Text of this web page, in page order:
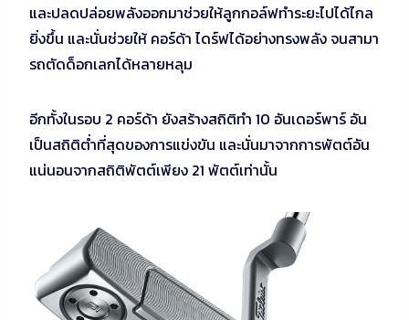
และปลดปล่อยพลังออกมาช่วยให้ลูกกอล์ฟทำระยะไปได้ไกล
ยิ่งขึ้น และนั่นช่วยให้ คอร์ด้า ไดร์ฟได้อย่างทรงพลัง จนสามา
รถตัดด็อกเลกได้หลายหลุม
อีกทั้งในรอบ 2 คอร์ด้า ยังสร้างสถิติทำ 10 อันเดอร์พาร์ อัน
เป็นสถิติต่ำที่สุดของการแข่งขัน และนั่นมาจากการพัตต์อัน
แน่นอนจากสถิติพัตต์เพียง 21 พัตต์เท่านั้น